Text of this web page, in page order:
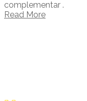
complementar .
Read More